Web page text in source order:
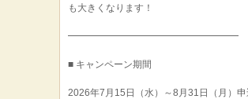
も大きくなります！
━━━━━━━━━━━━━━━━━━
■ キャンペーン期間
2026年7月15日（水）～8月31日（月）